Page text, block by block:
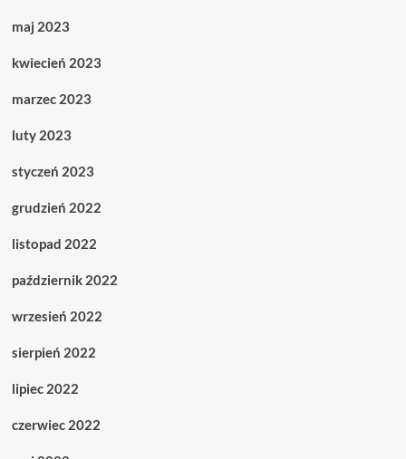
maj 2023
kwiecień 2023
marzec 2023
luty 2023
styczeń 2023
grudzień 2022
listopad 2022
październik 2022
wrzesień 2022
sierpień 2022
lipiec 2022
czerwiec 2022